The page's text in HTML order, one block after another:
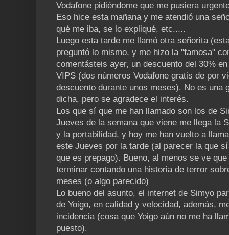
Vodafone pidiéndome que me pusiera
Eso hice esta mañana y me atendió una
qué me iba, se lo expliqué, etc.....
Luego esta tarde me llamó otra señorita
preguntó lo mismo, y me hizo la "famosa"
comentásteis ayer, un descuento del 30%
VIPS (dos números Vodafone gratis de por
descuento durante unos meses). No es una
dicha, pero se agradece el interés.
Los que sí que me han llamado son los de
Jueves de la semana que viene me llega la
y la portabilidad, y hoy me han vuelto a
este Jueves por la tarde (al parecer la que
que es prepago). Bueno, al menos se ve
terminar contando una historia de terror
meses (o algo parecido)
Lo bueno del asunto, el internet de Simyo
de Yoigo, en calidad y velocidad, además,
incidencia (cosa que Yoigo aún no me ha
puesto).